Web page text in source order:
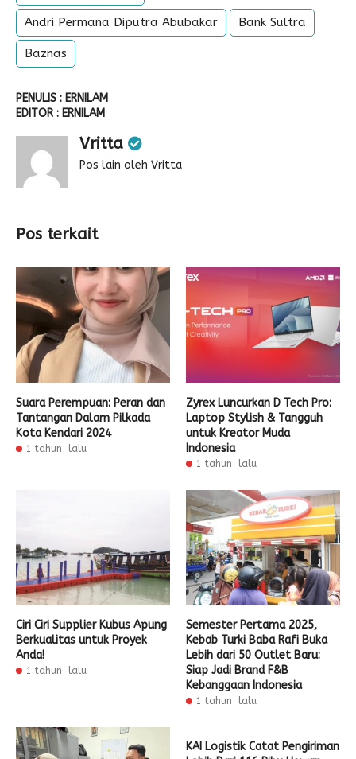
Andri Permana Diputra Abubakar Bank Sultra
Baznas
PENULIS : ERNILAM
EDITOR : ERNILAM
Vritta
Pos lain oleh Vritta
Pos terkait
Suara Perempuan: Peran dan
Tantangan Dalam Pilkada
Kota Kendari 2024
1 tahun lalu
Zyrex Luncurkan D Tech Pro:
Laptop Stylish & Tangguh
untuk Kreator Muda
Indonesia
1 tahun lalu
Ciri Ciri Supplier Kubus Apung
Berkualitas untuk Proyek
Anda!
1 tahun lalu
Semester Pertama 2025,
Kebab Turki Baba Rafi Buka
Lebih dari 50 Outlet Baru:
Siap Jadi Brand F&B
Kebanggaan Indonesia
1 tahun lalu
KAI Logistik Catat Pengiriman